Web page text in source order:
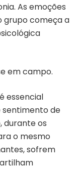
As emoções
grupo começa a
em campo.
essencial
sentimento de
durante os
o mesmo
sofrem